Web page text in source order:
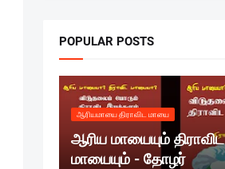
POPULAR POSTS
ஆரியமாயை திராவிட மாயை
ஆரிய மாயையும் திராவிட
மாயையும் - தோழர்